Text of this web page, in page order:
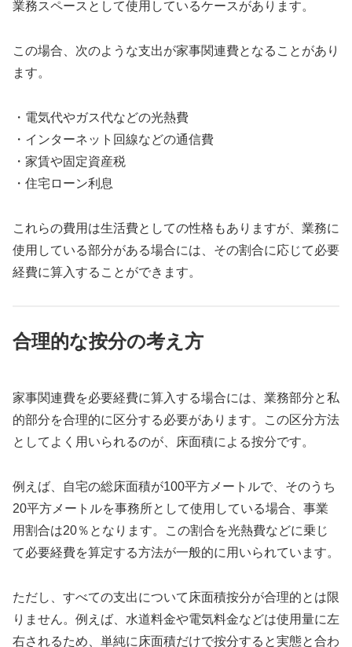
業務スペースとして使用しているケースがあります。
この場合、次のような支出が家事関連費となることがあり
ます。
・電気代やガス代などの光熱費
・インターネット回線などの通信費
・家賃や固定資産税
・住宅ローン利息
これらの費用は生活費としての性格もありますが、業務に
使用している部分がある場合には、その割合に応じて必要
経費に算入することができます。
合理的な按分の考え方
家事関連費を必要経費に算入する場合には、業務部分と私
的部分を合理的に区分する必要があります。この区分方法
としてよく用いられるのが、床面積による按分です。
例えば、自宅の総床面積が100平方メートルで、そのうち
20平方メートルを事務所として使用している場合、事業
用割合は20％となります。この割合を光熱費などに乗じ
て必要経費を算定する方法が一般的に用いられています。
ただし、すべての支出について床面積按分が合理的とは限
りません。例えば、水道料金や電気料金などは使用量に左
右されるため、単純に床面積だけで按分すると実態と合わ